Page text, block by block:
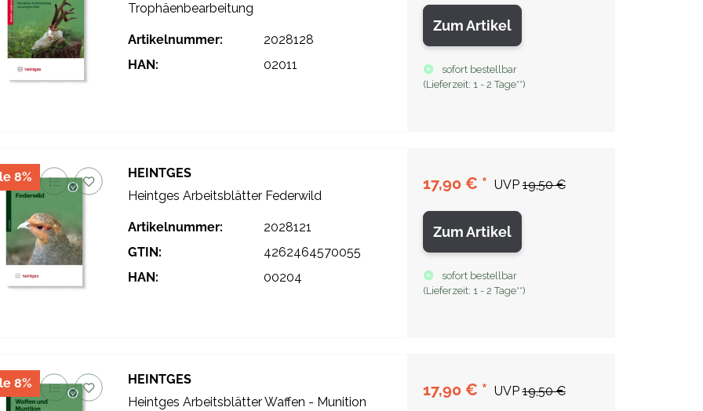
Trophäenbearbeitung
Artikelnummer:
2028128
HAN:
02011
Zum Artikel
sofort bestellbar
(Lieferzeit: 1 - 2 Tage**)
8%
HEINTGES
Heintges Arbeitsblätter Federwild
Artikelnummer:
2028121
GTIN:
4262464570055
HAN:
00204
17,90 € * UVP 19,50 €
Zum Artikel
sofort bestellbar
(Lieferzeit: 1 - 2 Tage**)
8%
HEINTGES
Heintges Arbeitsblätter Waffen - Munition
17,90 € * UVP 19,50 €